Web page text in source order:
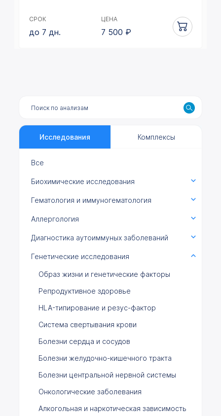
СРОК
до 7 дн.
ЦЕНА
7 500 ₽
Исследования Комплексы
Все
Биохимические исследования
Гематология и иммуногематология
Аллергология
Диагностика аутоиммуных заболеваний
Генетические исследования
Образ жизни и генетические факторы
Репродуктивное здоровье
HLA-типирование и резус-фактор
Система свертывания крови
Болезни сердца и сосудов
Болезни желудочно-кишечного тракта
Болезни центральной нервной системы
Онкологические заболевания
Алкогольная и наркотическая зависимость